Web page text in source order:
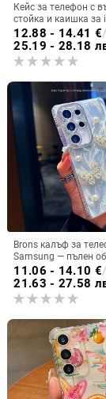
Кейс за телефон с
стойка и каишка за
Max, 16, 15 и iPhone
12.88 - 14.41 €/
25.19 - 28.18
Brons калъф за
Samsung — пълен
и креативен дизайн,
материал,
11.06 - 14.10 €/
21.63 - 27.58